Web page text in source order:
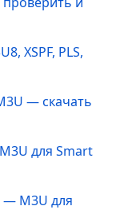
XSPF, PLS,
— скачать
для Smart
— M3U для